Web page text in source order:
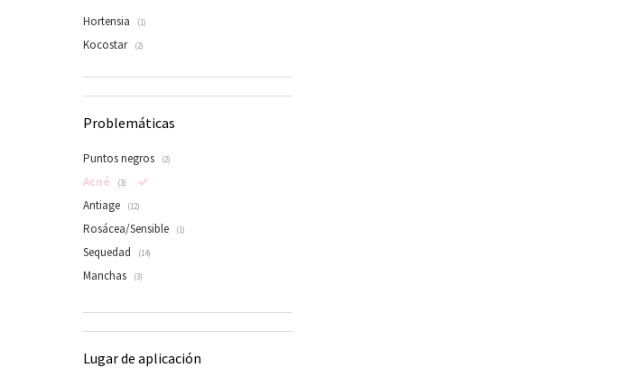
Hortensia (1)
Kocostar (2)
Problemáticas
Puntos negros (2)
Acné (3)
Antiage (12)
Rosácea/Sensible (1)
Sequedad (14)
Manchas (3)
Lugar de aplicación